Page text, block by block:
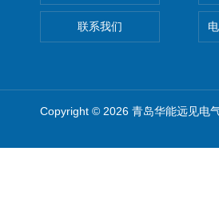
联系我们
Copyright © 2026 青岛华能远见电